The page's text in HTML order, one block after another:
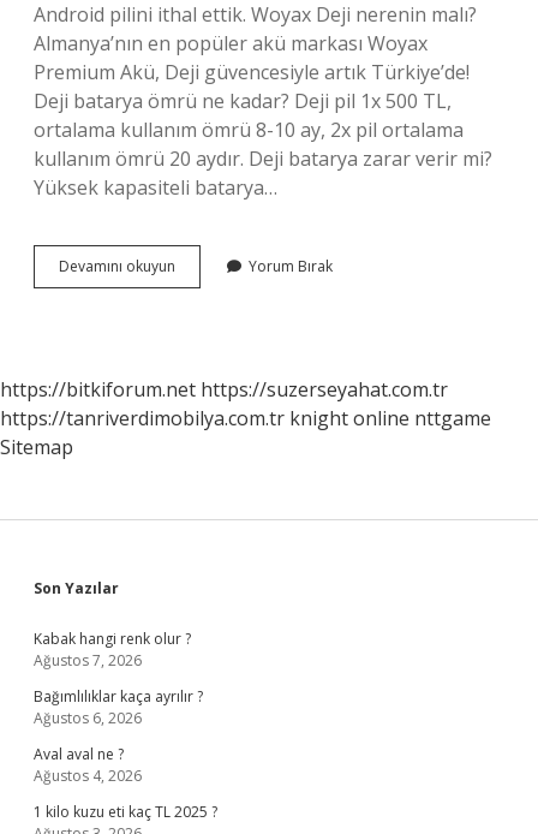
Android pilini ithal ettik. Woyax Deji nerenin malı?
Almanya’nın en popüler akü markası Woyax
Premium Akü, Deji güvencesiyle artık Türkiye’de!
Deji batarya ömrü ne kadar? Deji pil 1x 500 TL,
ortalama kullanım ömrü 8-10 ay, 2x pil ortalama
kullanım ömrü 20 aydır. Deji batarya zarar verir mi?
Yüksek kapasiteli batarya…
Devamını okuyun
Hangi
Yorum Bırak
https://bitkiforum.net https://suzerseyahat.com.tr
https://tanriverdimobilya.com.tr knight online nttgame
Sitemap
Sidebar
Son Yazılar
Kabak hangi renk olur ?
Ağustos 7, 2026
Bağımlılıklar kaça ayrılır ?
Ağustos 6, 2026
Aval aval ne ?
Ağustos 4, 2026
1 kilo kuzu eti kaç TL 2025 ?